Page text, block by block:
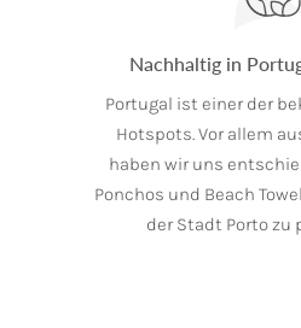
Nachhaltig in
Portugal ist einer der
Hotspots. Vor allem
haben wir uns
Ponchos und Beach
der Stadt Porto zu